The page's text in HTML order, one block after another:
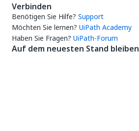
Verbinden
Benötigen Sie Hilfe? Support
Möchten Sie lernen? UiPath Academy
Haben Sie Fragen? UiPath-Forum
Auf dem neuesten Stand bleiben